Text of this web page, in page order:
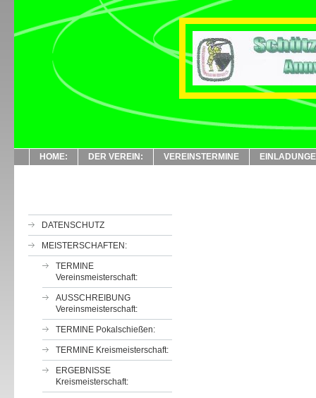
HOME: DER VEREIN: VEREINSTERMINE
DATENSCHUTZ
MEISTERSCHAFTEN:
TERMINE
Vereinsmeisterschaft:
AUSSCHREIBUNG
Vereinsmeisterschaft:
TERMINE Pokalschießen:
TERMINE Kreismeisterschaft:
ERGEBNISSE
Kreismeisterschaft: